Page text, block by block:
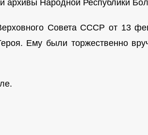
архивы Народной Республики
Совета СССР от 13
Ему были торжественно